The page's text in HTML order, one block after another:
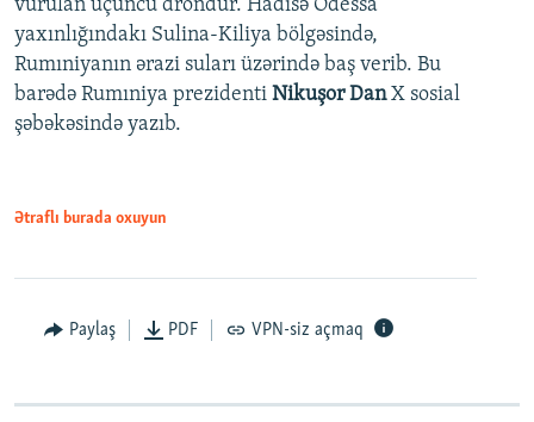
vurulan üçüncü drondur. Hadisə Odessa
yaxınlığındakı Sulina-Kiliya bölgəsində,
Rumıniyanın ərazi suları üzərində baş verib. Bu
barədə Rumıniya prezidenti Nikuşor DanX sosial
şəbəkəsində yazıb.
Ətraflı burada oxuyun
Paylaş PDF VPN-siz açmaq